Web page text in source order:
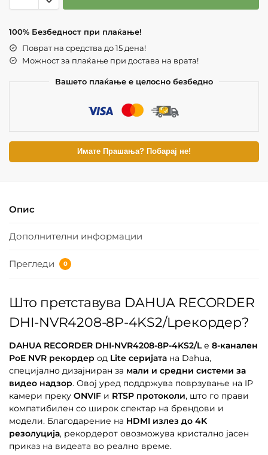
100% Безбедност при плаќање!
Поврат на средства до 15 дена!
Можност за плаќање при достава на врата!
Вашето плаќање е целосно безбедно
Имате Прашања? Побарај не!
Опис
Дополнителни информации
Прегледи 0
Што претставува DAHUA RECORDER
DHI-NVR4208-8P-4KS2/Lрекордер?
DAHUA RECORDER DHI-NVR4208-8P-4KS2/Lе 8-канален
PoE NVR рекордер од Lite серијата на Dahua,
специјално дизајниран за мали и средни системи за
видео надзор. Овој уред поддржува поврзување на IP
камери преку ONVIF и RTSP протоколи, што го прави
компатибилен со широк спектар на брендови и
модели. Благодарение на HDMI излез до 4K
резолуција, рекордерот овозможува кристално јасен
приказ на видеата во реално време.